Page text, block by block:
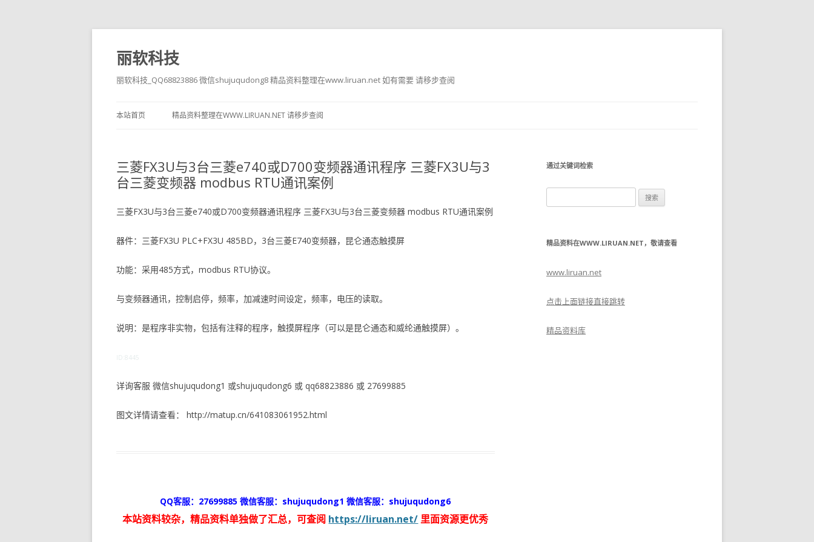
丽软科技
丽软科技_QQ68823886 微信shujuqudong8 精品资料整理在www.liruan.net 如有需要 请移步查阅
本站首页 精品资料整理在WWW.LIRUAN.NET 请移步查阅
三菱FX3U与3台三菱e740或D700变频器通讯程序 三菱FX3U与3
台三菱变频器 modbus RTU通讯案例
三菱FX3U与3台三菱e740或D700变频器通讯程序 三菱FX3U与3台三菱变频器 modbus RTU通讯案例
器件：三菱FX3U PLC+FX3U 485BD，3台三菱E740变频器，昆仑通态触摸屏
功能：采用485方式，modbus RTU协议。
与变频器通讯，控制启停，频率，加减速时间设定，频率，电压的读取。
说明：是程序非实物，包括有注释的程序，触摸屏程序（可以是昆仑通态和威纶通触摸屏）。
ID:8445
详询客服 微信shujuqudong1 或shujuqudong6 或 qq68823886 或 27699885
图文详情请查看： http://matup.cn/641083061952.html
QQ客服：27699885 微信客服：shujuqudong1 微信客服：shujuqudong6
本站资料较杂，精品资料单独做了汇总，可查阅 https://liruan.net/ 里面资源更优秀
通过关键词检索
索：
精品资料在WWW.LIRUAN.NET，敬请查看
www.liruan.net
点击上面链接直接跳转
精品资料库